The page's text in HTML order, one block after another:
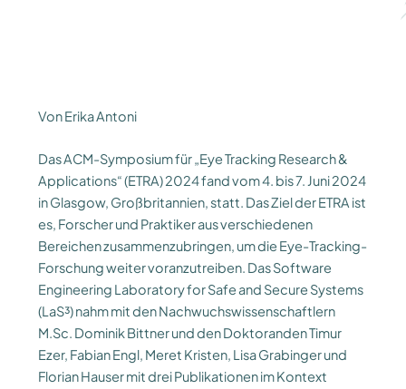
Von Erika Antoni
Das ACM-Symposium für „Eye Tracking Research &
Applications“ (ETRA) 2024 fand vom 4. bis 7. Juni 2024
in Glasgow, Großbritannien, statt. Das Ziel der ETRA ist
es, Forscher und Praktiker aus verschiedenen
Bereichen zusammenzubringen, um die Eye-Tracking-
Forschung weiter voranzutreiben. Das Software
Engineering Laboratory for Safe and Secure Systems
(LaS³) nahm mit den Nachwuchswissenschaftlern
M.Sc. Dominik Bittner und den Doktoranden Timur
Ezer, Fabian Engl, Meret Kristen, Lisa Grabinger und
Florian Hauser mit drei Publikationen im Kontext